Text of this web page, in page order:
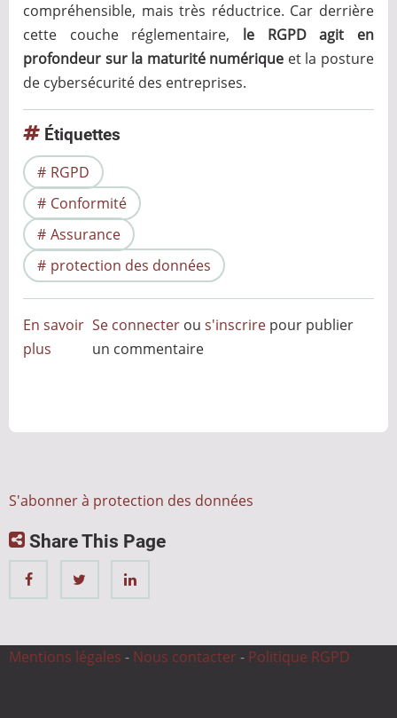
compréhensible, mais très réductrice. Car derrière
cette couche réglementaire, le RGPD agit en
profondeur sur la maturité numérique et la posture
de cybersécurité des entreprises.
Étiquettes
RGPD
Conformité
Assurance
protection des données
En savoir
plus
fait
aussi
votre
Se connecter ous'inscrire pour publier
un commentaire
S'abonner à protection des données
Share This Page
Mentions légales - Nous contacter - Politique RGPD